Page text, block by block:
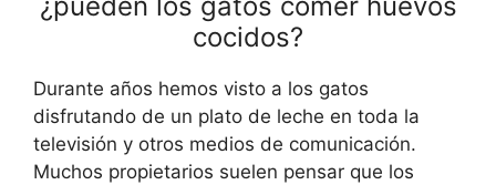
¿pueden los gatos comer huevos
cocidos?
Durante años hemos visto a los gatos
disfrutando de un plato de leche en toda la
televisión y otros medios de comunicación.
Muchos propietarios suelen pensar que los